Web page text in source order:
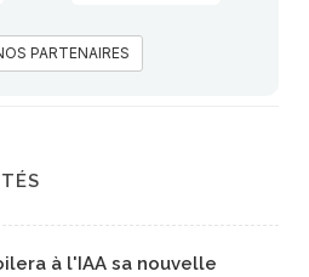
PARTENAIRES
à l'IAA sa nouvelle